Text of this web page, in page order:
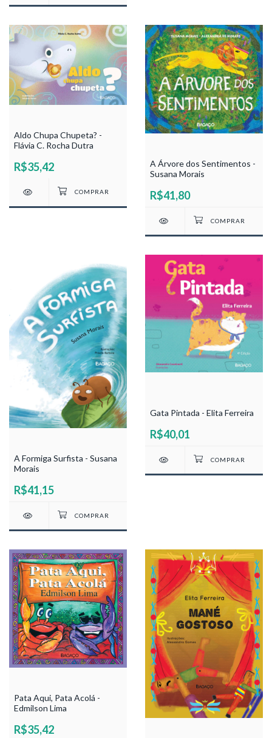
Aldo Chupa Chupeta? -
Flávia C. Rocha Dutra
R$35,42
A Árvore dos Sentimentos -
Susana Morais
R$41,80
A Formiga Surfista - Susana
Morais
R$41,15
Gata Pintada - Elita Ferreira
R$40,01
Pata Aqui, Pata Acolá -
Edmilson Lima
R$35,42